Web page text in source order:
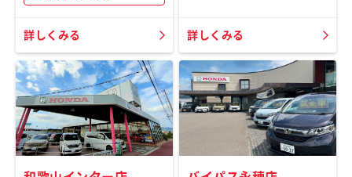
詳しくみる 詳しくみる